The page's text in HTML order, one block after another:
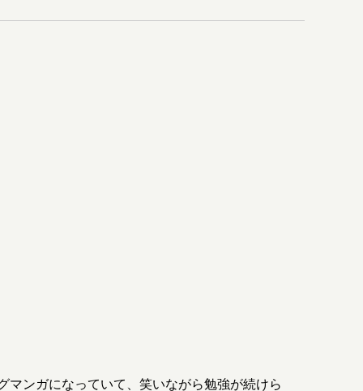
ンガになっていて、笑いながら勉強が続けら